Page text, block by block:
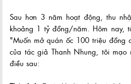
Sau hơn 3 năm hoạt động, thu
khoảng 1 tỷ đồng/năm. Hôm nay,
"Muốn mở quán ốc 100 triệu đồng
của tác giả Thanh Nhung, tôi
điều sau: